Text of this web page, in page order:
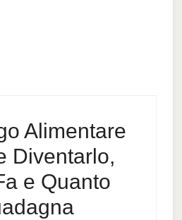
Alimentare
Diventarlo,
e Quanto